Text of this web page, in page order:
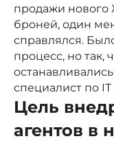
продажи нового
броней, один
справлялся.
процесс, но так,
специалист по
Цель
агентов в